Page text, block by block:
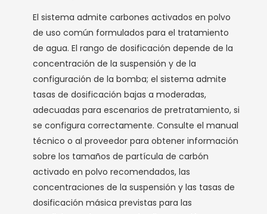
El sistema admite carbones activados en polvo
de uso común formulados para el tratamiento
de agua. El rango de dosificación depende de la
concentración de la suspensión y de la
configuración de la bomba; el sistema admite
tasas de dosificación bajas a moderadas,
adecuadas para escenarios de pretratamiento, si
se configura correctamente. Consulte el manual
técnico o al proveedor para obtener información
sobre los tamaños de partícula de carbón
activado en polvo recomendados, las
concentraciones de la suspensión y las tasas de
dosificación másica previstas para las